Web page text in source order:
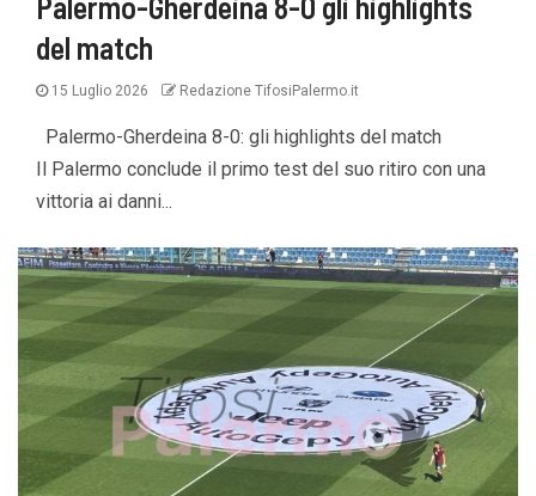
del match
15 Luglio 2026 Redazione TifosiPalermo.it
Palermo-Gherdeina 8-0: gli highlights del match
Il Palermo conclude il primo test del suo ritiro con una
vittoria ai danni...